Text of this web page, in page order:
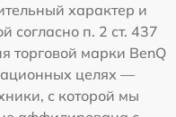
характер и
согласно п. 2 ст. 437
торговой марки BenQ
целях —
с которой мы